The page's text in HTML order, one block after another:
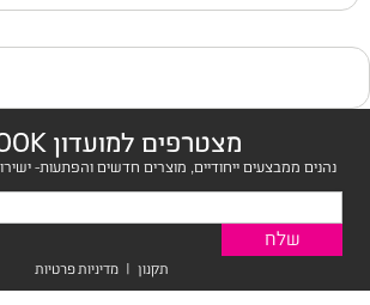
מצטרפים למועדון CBOOK
נהנים ממבצעים ייחודיים, מוצרים חדשים והפתעות-
תקנון | מדיניות פרטיות